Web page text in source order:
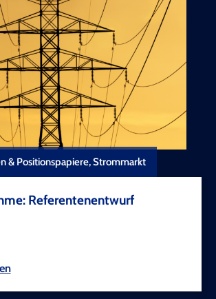
& Positionspapiere, Strommarkt
Referentenentwurf